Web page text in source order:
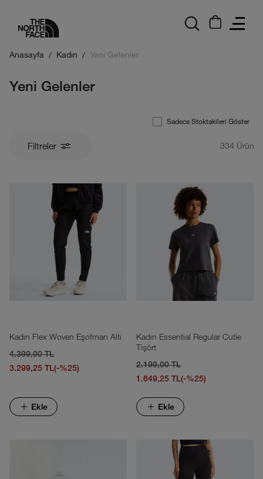
Anasayfa Kadın Yeni Gelenler
Yeni Gelenler
Sadece Stoktakileri Göster
Filtreler 334 Ürün
Kadın Flex Woven Eşofman Altı
4.399,00 TL
3.299,25 TL(-%25)
Ekle
Kadın Essential Regular Cutie
Tişört
2.199,00 TL
1.649,25 TL(-%25)
Ekle